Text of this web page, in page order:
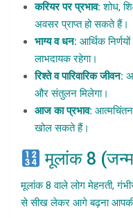
करियर पर प्रभाव: शोध,
अवसर प्राप्त हो सकते हैं।
भाग्य व धन: आर्थिक
लाभदायक रहेगा।
रिश्ते व पारिवारिक जीवन:
और संतुलन मिलेगा।
आज का प्रभाव:
खोल सकते हैं।
मूलांक 8
मूलांक 8 वाले लोग मेहनती,
से सीख लेकर आगे बढ़ना आपकी